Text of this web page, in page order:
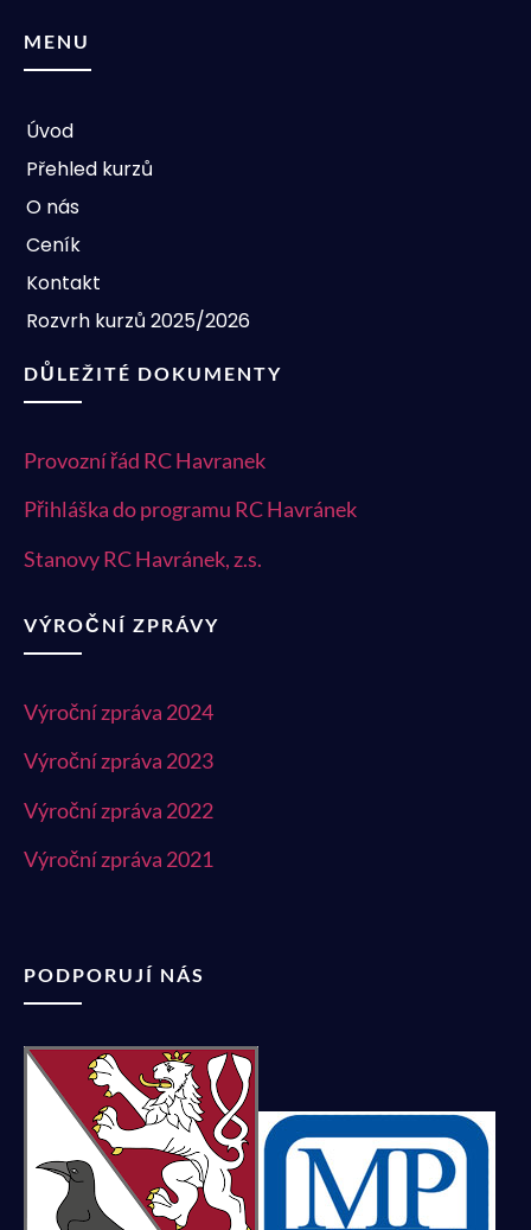
MENU
Úvod
Přehled kurzů
O nás
Ceník
Kontakt
Rozvrh kurzů 2025/2026
DŮLEŽITÉ DOKUMENTY
Provozní řád RC Havranek
Přihláška do programu RC Havránek
Stanovy RC Havránek, z.s.
VÝROČNÍ ZPRÁVY
Výroční zpráva 2024
Výroční zpráva 2023
Výroční zpráva 2022
Výroční zpráva 2021
PODPORUJÍ NÁS